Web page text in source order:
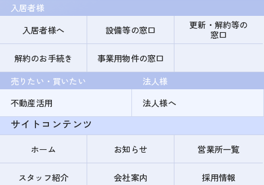
入居者様
入居者様へ
設備等の窓口
更新・解約等の
窓口
解約のお手続き
事業用物件の窓口
売りたい・買いたい
不動産活用
法人様
法人様へ
サイトコンテンツ
ホーム お知らせ 営業所一覧
スタッフ紹介 会社案内 採用情報